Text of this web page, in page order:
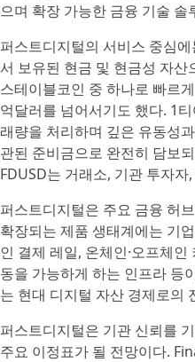
으며 확장 가능한 금융 기술
퍼스트디지털의 서비스 중심
서 보유된 현금 및 현금성 자
스테이블코인 중 하나로 빠르
억달러를 넘어서기도 했다. 1
래량을 처리하며 깊은 유동성
관된 준비금으로 완전히 담보
FDUSD는 거래소, 기관 투자
퍼스트디지털은 주요 금융 허
확장되는 제품 생태계에는 기
인 결제 레일, 온체인·오프체
동을 가능하게 하는 인프라 등
는 현대 디지털 자산 경제로의
퍼스트디지털은 기관 신뢰를
주요 이정표가 될 전망이다.